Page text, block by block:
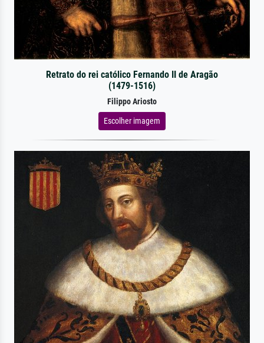
Retrato do rei católico Fernando II de Aragão
(1479-1516)
Filippo Ariosto
Escolher imagem